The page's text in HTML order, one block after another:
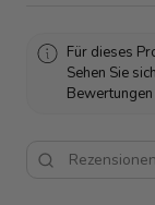
Für dieses
Sehen Sie
Bewertungen